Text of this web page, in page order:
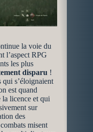
la voie du
l’aspect RPG
les plus
disparu !
s’éloignaient
est quand
la licence et qui
sur
des
misent